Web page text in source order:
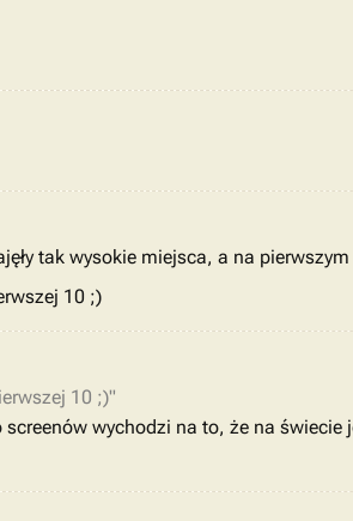
tak wysokie miejsca, a na
10 ;)
10 ;)"
wychodzi na to, że na